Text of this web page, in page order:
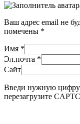
Ваш адрес email не
помечены *
Имя *
Эл.почта *
Сайт
Введи нужную цифру
перезагрузите